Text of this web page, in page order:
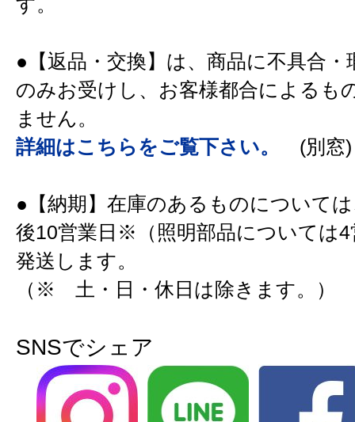
●【返品・交換】は、商品に不具合・
のみお受けし、お客様都合によるも
ません。
詳細はこちらをご覧下さい。
(別窓)
●【納期】在庫のあるものについて
後10営業日※（照明部品については4
発送します。
（※ 土・日・休日は除きます。）
SNSでシェア